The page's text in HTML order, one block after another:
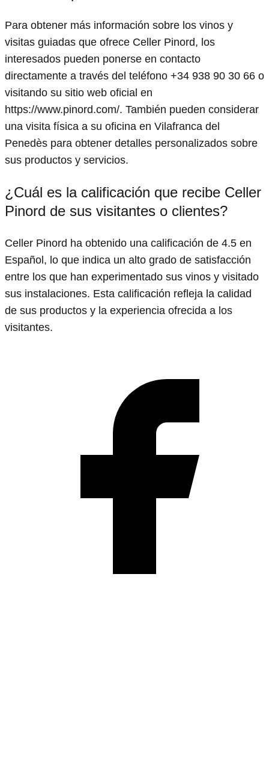
Para obtener más información sobre los vinos y
visitas guiadas que ofrece Celler Pinord, los
interesados pueden ponerse en contacto
directamente a través del teléfono +34 938 90 30 66 o
visitando su sitio web oficial en
https://www.pinord.com/. También pueden considerar
una visita física a su oficina en Vilafranca del
Penedès para obtener detalles personalizados sobre
sus productos y servicios.
¿Cuál es la calificación que recibe Celler
Pinord de sus visitantes o clientes?
Celler Pinord ha obtenido una calificación de 4.5 en
Español, lo que indica un alto grado de satisfacción
entre los que han experimentado sus vinos y visitado
sus instalaciones. Esta calificación refleja la calidad
de sus productos y la experiencia ofrecida a los
visitantes.